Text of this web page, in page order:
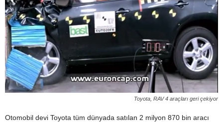
Toyota, RAV 4 araçları geri çekiyor
Otomobil devi Toyota tüm dünyada satılan 2 milyon 870 bin aracı